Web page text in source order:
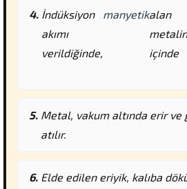
İndüksiyon
akımı
verildiğinde,
manyetikalan
metalin
içinde
Metal, vakum altında erir ve
atılır.
Elde edilen eriyik, kalıba